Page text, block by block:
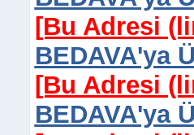
[Bu Adresi
BEDAVA'ya
[Bu Adresi
BEDAVA'ya